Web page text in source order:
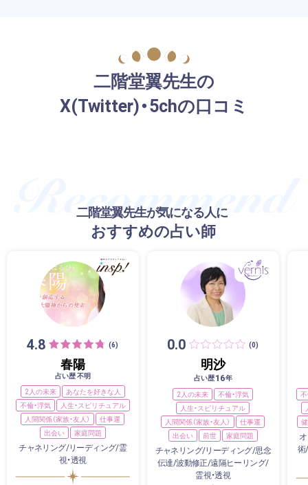
二階堂翼先生の
X(Twitter)・5chの口コミ
二階堂翼先生が気になる人に
おすすめの占い師
4.8 (6)
春陽
占い歴 不明
2人の未来
あなたを好きな人
不倫・浮気
人生・スピリチュアル
人間関係（家族・友人）
仕事運
出会い
家庭問題
チャネリング/リーディング/霊
視・透視
0.0 (0)
明沙
占い歴16年
2人の未来
不倫・浮気
人生・スピリチュアル
人間関係（家族・友人）
仕事運
出会い
前世 家庭問題
チャネリング/リーディング/思念
伝達/波動修正/遠隔ヒーリング/
霊視・透視
術